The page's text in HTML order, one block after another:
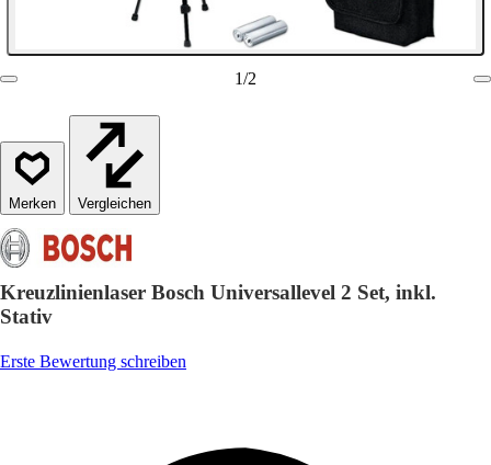
1/2
Vergleichen
Kreuzlinienlaser Bosch Universallevel 2 Set, inkl.
Stativ
Erste Bewertung schreiben